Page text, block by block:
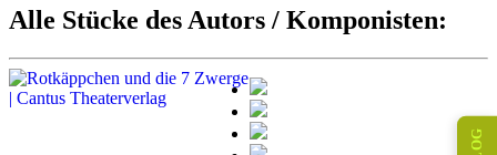
Alle Stücke des Autors / Komponisten: